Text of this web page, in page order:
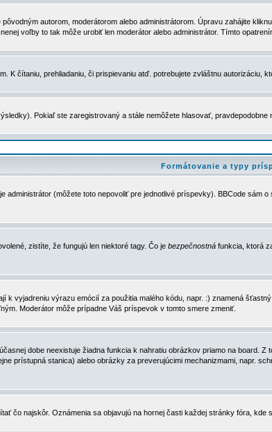
autorom, moderátorom alebo administrátorom. Úpravu zahájite
voľby to tak môže urobiť len moderátor alebo administrátor. Tímto
K čítaniu, prehliadaniu, či prispievaniu atď. potrebujete zvláštnu autorizáciu,
Pokiaľ ste zaregistrovaný a stále nemôžete hlasovať, pravdepodobne
Formátovanie a typy
administrátor (môžete toto nepovoliť pre jednotlivé príspevky). BBCode
zistíte, že fungujú len niektoré tagy. Čo je bezpečnostná funkcia, ktorá
k vyjadreniu výrazu emócií za použitia malého kódu, napr. :) znamená
Moderátor môže prípadne Váš príspevok v tomto smere zmeniť.
dobe neexistuje žiadna funkcia k nahratiu obrázkov priamo na board.
prístupná stanica) alebo obrázky za preverujúcimi mechanizmami, napr.
čo najskôr. Oznámenia sa objavujú na hornej časti každej stránky fóra,